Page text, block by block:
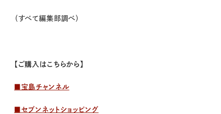
（すべて編集部調べ）
【ご購入はこちらから】
■宝島チャンネル
■セブンネットショッピング